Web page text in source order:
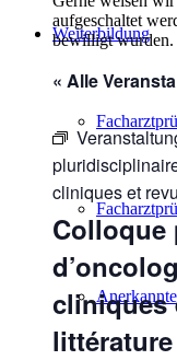
Weiterbildung
aufgeschaltet
bewilligt wurden.
« Alle
cliniques et
cliniques
littérature